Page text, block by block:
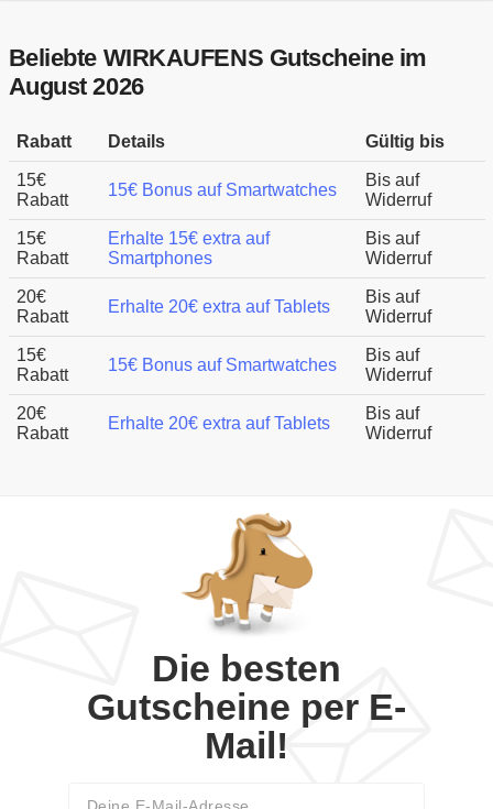
Beliebte WIRKAUFENS Gutscheine im
August 2026
Rabatt Details Gültig bis
15€
Rabatt
15€ Bonus auf Smartwatches
Bis auf
Widerruf
15€
Rabatt
Erhalte 15€ extra auf
Smartphones
Bis auf
Widerruf
20€
Rabatt
Erhalte 20€ extra auf Tablets
Bis auf
Widerruf
15€
Rabatt
15€ Bonus auf Smartwatches
Bis auf
Widerruf
20€
Rabatt
Erhalte 20€ extra auf Tablets
Bis auf
Widerruf
Die besten
Gutscheine per E-
Mail!